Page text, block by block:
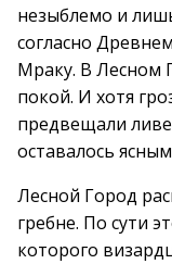
незыблемо и
согласно
Мраку. В Лесном
покой. И хотя
предвещали
оставалось
Лесной Город
гребне. По сути
которого